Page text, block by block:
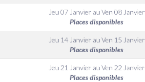
Jeu 07 Janvier au Ven 08 Janvier
Places disponibles
Jeu 14 Janvier au Ven 15 Janvier
Places disponibles
Jeu 21 Janvier au Ven 22 Janvier
Places disponibles